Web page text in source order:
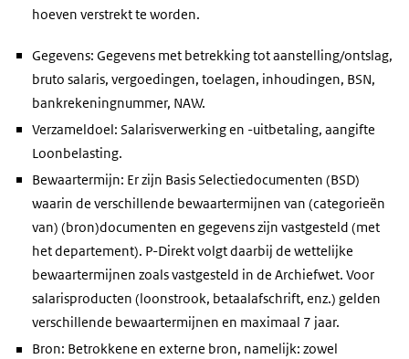
hoeven verstrekt te worden.
Gegevens: Gegevens met betrekking tot aanstelling/ontslag,
bruto salaris, vergoedingen, toelagen, inhoudingen, BSN,
bankrekeningnummer, NAW.
Verzameldoel: Salarisverwerking en -uitbetaling, aangifte
Loonbelasting.
Bewaartermijn: Er zijn Basis Selectiedocumenten (BSD)
waarin de verschillende bewaartermijnen van (categorieën
van) (bron)documenten en gegevens zijn vastgesteld (met
het departement). P-Direkt volgt daarbij de wettelijke
bewaartermijnen zoals vastgesteld in de Archiefwet. Voor
salarisproducten (loonstrook, betaalafschrift, enz.) gelden
verschillende bewaartermijnen en maximaal 7 jaar.
Bron: Betrokkene en externe bron, namelijk: zowel